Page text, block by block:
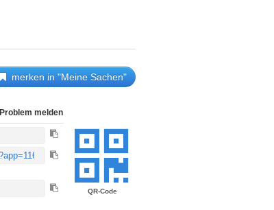
merken in "Meine Sachen"
QR-Code
Problem melden